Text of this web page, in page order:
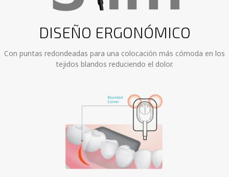
DISEÑO ERGONÓMICO
Con puntas redondeadas para una colocación más cómoda en los
tejidos blandos reduciendo el dolor.